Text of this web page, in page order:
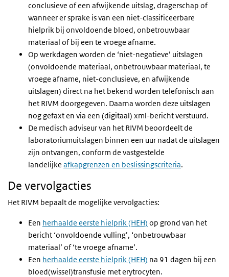
conclusieve of een afwijkende uitslag, dragerschap of
wanneer er sprake is van een niet-classificeerbare
hielprik bij onvoldoende bloed, onbetrouwbaar
materiaal of bij een te vroege afname.
Op werkdagen worden de ‘niet-negatieve’ uitslagen
(onvoldoende materiaal, onbetrouwbaar materiaal, te
vroege afname, niet-conclusieve, en afwijkende
uitslagen) direct na het bekend worden telefonisch aan
het RIVM doorgegeven. Daarna worden deze uitslagen
nog gefaxt en via een (digitaal) xml-bericht verstuurd.
De medisch adviseur van het RIVM beoordeelt de
laboratoriumuitslagen binnen een uur nadat de uitslagen
zijn ontvangen, conform de vastgestelde
landelijke afkapgrenzen en beslissingscriteria.
De vervolgacties
Het RIVM bepaalt de mogelijke vervolgacties:
Een herhaalde eerste hielprik (HEH) op grond van het
bericht ‘onvoldoende vulling’, ‘onbetrouwbaar
materiaal’ of ‘te vroege afname’.
Een herhaalde eerste hielprik (HEH) na 91 dagen bij een
bloed(wissel)transfusie met erytrocyten.